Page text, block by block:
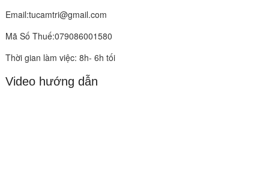
Email:tucamtri@gmail.com
Mã Số Thuế:079086001580
Thời gian làm việc: 8h- 6h tối
Video hướng dẫn